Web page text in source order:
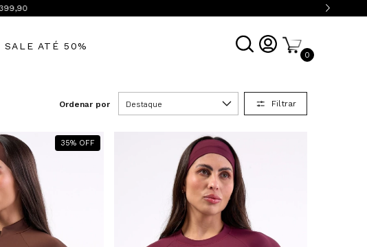
SALE ATÉ 50%
0
Ordenar por Filtrar
35% OFF